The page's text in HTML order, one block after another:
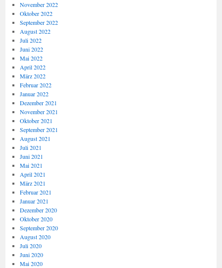
November 2022
Oktober 2022
September 2022
August 2022
Juli 2022
Juni 2022
Mai 2022
April 2022
März 2022
Februar 2022
Januar 2022
Dezember 2021
November 2021
Oktober 2021
September 2021
August 2021
Juli 2021
Juni 2021
Mai 2021
April 2021
März 2021
Februar 2021
Januar 2021
Dezember 2020
Oktober 2020
September 2020
August 2020
Juli 2020
Juni 2020
Mai 2020